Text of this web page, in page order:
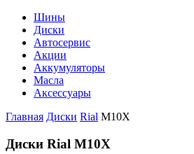
Шины
Диски
Автосервис
Акции
Аккумуляторы
Масла
Аксессуары
Главная Диски Rial M10X
Диски Rial M10X